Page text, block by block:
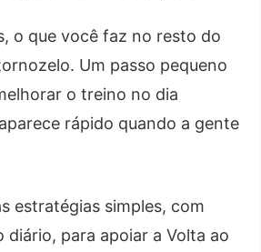
o que você faz no resto do
Um passo pequeno
o treino no dia
rápido quando a gente
estratégias simples, com
diário, para apoiar a Volta ao